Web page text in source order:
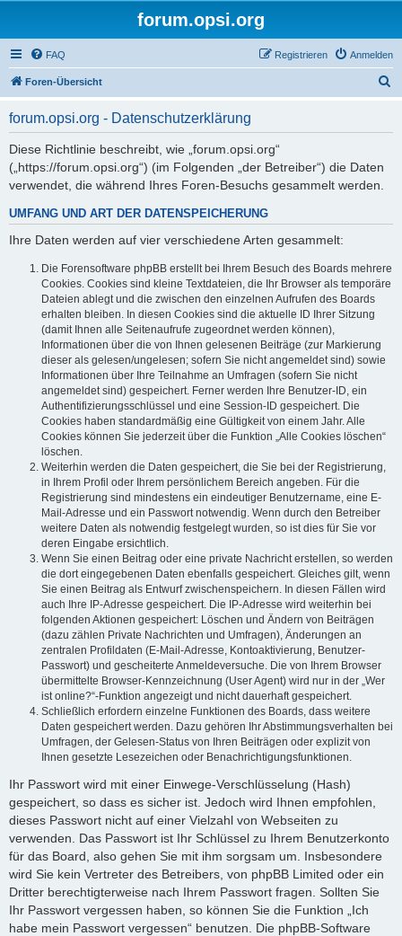
forum.opsi.org
FAQ Anmelden
Registrieren
Foren-Übersicht
forum.opsi.org - Datenschutzerklärung
Diese Richtlinie beschreibt, wie „forum.opsi.org“
(„https://forum.opsi.org“) (im Folgenden „der Betreiber“) die Daten
verwendet, die während Ihres Foren-Besuchs gesammelt werden.
UMFANG UND ART DER DATENSPEICHERUNG
Ihre Daten werden auf vier verschiedene Arten gesammelt:
Die Forensoftware phpBB erstellt bei Ihrem Besuch des Boards mehrere
Cookies. Cookies sind kleine Textdateien, die Ihr Browser als temporäre
Dateien ablegt und die zwischen den einzelnen Aufrufen des Boards
erhalten bleiben. In diesen Cookies sind die aktuelle ID Ihrer Sitzung
(damit Ihnen alle Seitenaufrufe zugeordnet werden können),
Informationen über die von Ihnen gelesenen Beiträge (zur Markierung
dieser als gelesen/ungelesen; sofern Sie nicht angemeldet sind) sowie
Informationen über Ihre Teilnahme an Umfragen (sofern Sie nicht
angemeldet sind) gespeichert. Ferner werden Ihre Benutzer-ID, ein
Authentifizierungsschlüssel und eine Session-ID gespeichert. Die
Cookies haben standardmäßig eine Gültigkeit von einem Jahr. Alle
Cookies können Sie jederzeit über die Funktion „Alle Cookies löschen“
löschen.
Weiterhin werden die Daten gespeichert, die Sie bei der Registrierung,
in Ihrem Profil oder Ihrem persönlichem Bereich angeben. Für die
Registrierung sind mindestens ein eindeutiger Benutzername, eine E-
Mail-Adresse und ein Passwort notwendig. Wenn durch den Betreiber
weitere Daten als notwendig festgelegt wurden, so ist dies für Sie vor
deren Eingabe ersichtlich.
Wenn Sie einen Beitrag oder eine private Nachricht erstellen, so werden
die dort eingegebenen Daten ebenfalls gespeichert. Gleiches gilt, wenn
Sie einen Beitrag als Entwurf zwischenspeichern. In diesen Fällen wird
auch Ihre IP-Adresse gespeichert. Die IP-Adresse wird weiterhin bei
folgenden Aktionen gespeichert: Löschen und Ändern von Beiträgen
(dazu zählen Private Nachrichten und Umfragen), Änderungen an
zentralen Profildaten (E-Mail-Adresse, Kontoaktivierung, Benutzer-
Passwort) und gescheiterte Anmeldeversuche. Die von Ihrem Browser
übermittelte Browser-Kennzeichnung (User Agent) wird nur in der „Wer
ist online?“-Funktion angezeigt und nicht dauerhaft gespeichert.
Schließlich erfordern einzelne Funktionen des Boards, dass weitere
Daten gespeichert werden. Dazu gehören Ihr Abstimmungsverhalten bei
Umfragen, der Gelesen-Status von Ihren Beiträgen oder explizit von
Ihnen gesetzte Lesezeichen oder Benachrichtigungsfunktionen.
Ihr Passwort wird mit einer Einwege-Verschlüsselung (Hash)
gespeichert, so dass es sicher ist. Jedoch wird Ihnen empfohlen,
dieses Passwort nicht auf einer Vielzahl von Webseiten zu
verwenden. Das Passwort ist Ihr Schlüssel zu Ihrem Benutzerkonto
für das Board, also gehen Sie mit ihm sorgsam um. Insbesondere
wird Sie kein Vertreter des Betreibers, von phpBB Limited oder ein
Dritter berechtigterweise nach Ihrem Passwort fragen. Sollten Sie
Ihr Passwort vergessen haben, so können Sie die Funktion „Ich
habe mein Passwort vergessen“ benutzen. Die phpBB-Software